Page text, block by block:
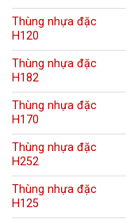
Thùng nhựa đặc
H120
Thùng nhựa đặc
H182
Thùng nhựa đặc
H170
Thùng nhựa đặc
H252
Thùng nhựa đặc
H125